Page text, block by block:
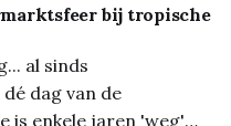
tot interieur, van
cadeaus – er was
wils!
bij tropische
al sinds
dag van de
is enkele jaren 'weg'